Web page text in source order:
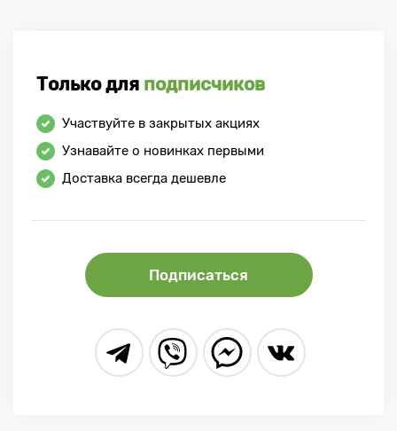
Только для подписчиков
Участвуйте в закрытых акциях
Узнавайте о новинках первыми
Доставка всегда дешевле
Подписаться